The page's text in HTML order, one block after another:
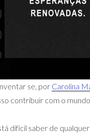
se, por Carolina
contribuir com o
difícil saber de